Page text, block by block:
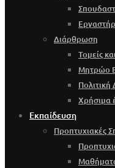
Διάρθρωση
Τομείς
Μητρώο
Χρήσιμα
Εκπαίδευση
Προπτυχιακές